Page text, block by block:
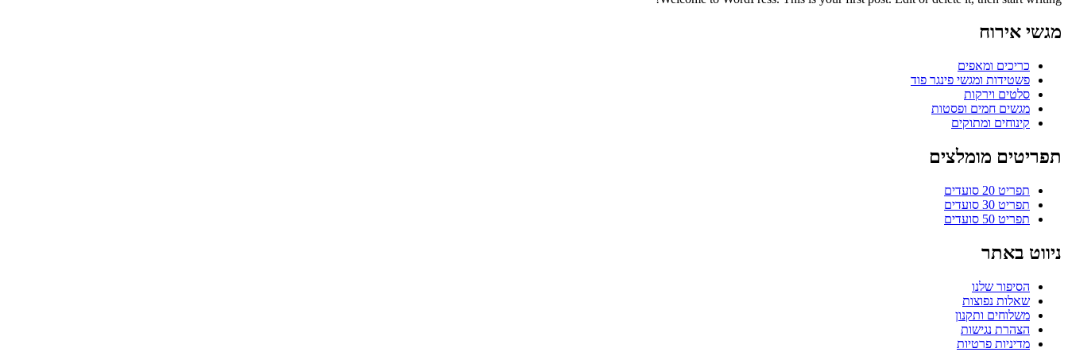
מגשי אירוח
כריכים ומאפים
פשטידות ומגשי פינגר פוד
סלטים וירקות
מגשים חמים ופסטות
קינוחים ומתוקים
תפריטים מומלצים
תפריט 20 סועדים
תפריט 30 סועדים
תפריט 50 סועדים
ניווט באתר
הסיפור שלנו
שאלות נפוצות
משלוחים ותקנון
הצהרת נגישות
מדיניות פרטיות